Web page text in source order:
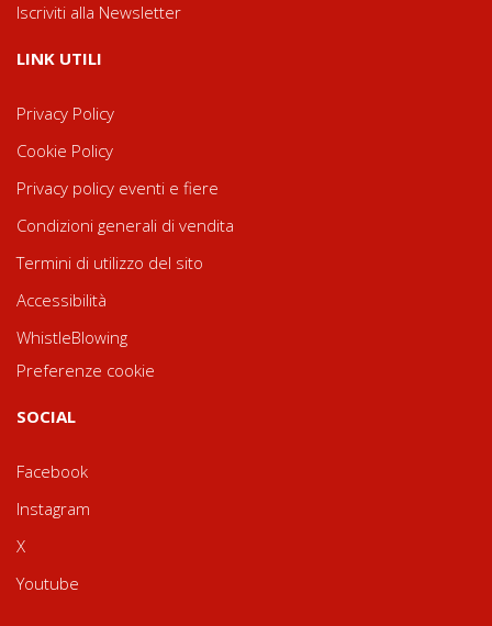
Iscriviti alla Newsletter
LINK UTILI
Privacy Policy
Cookie Policy
Privacy policy eventi e fiere
Condizioni generali di vendita
Termini di utilizzo del sito
Accessibilità
WhistleBlowing
Preferenze cookie
SOCIAL
Facebook
Instagram
X
Youtube